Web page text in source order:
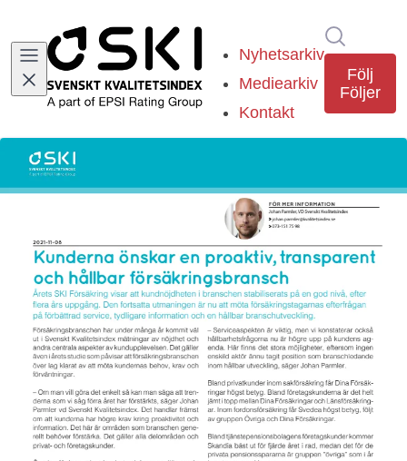
Nyhetsarkiv
Mediearkiv
Kontakt
Följ
Följer